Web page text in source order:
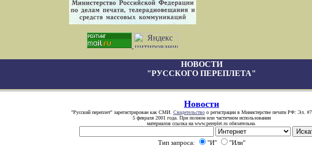
НОВОСТИ
"РУССКОГО ПЕРЕПЛЕТА"
Новости
"Русский переплет" зарегистрирован как СМИ. Свидетельствоо регистрации в Министерстве печати РФ: Эл.
5 февраля 2001 года. При полном или частичном использовании
материалов ссылка на www.pereplet.ru обязательна.
Тип запроса: "И" "Или"